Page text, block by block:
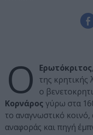
Ο
της κρητικής
ο
Κορνάρος γύρω στα
το αναγνωστικό
αναφοράς και πηγή